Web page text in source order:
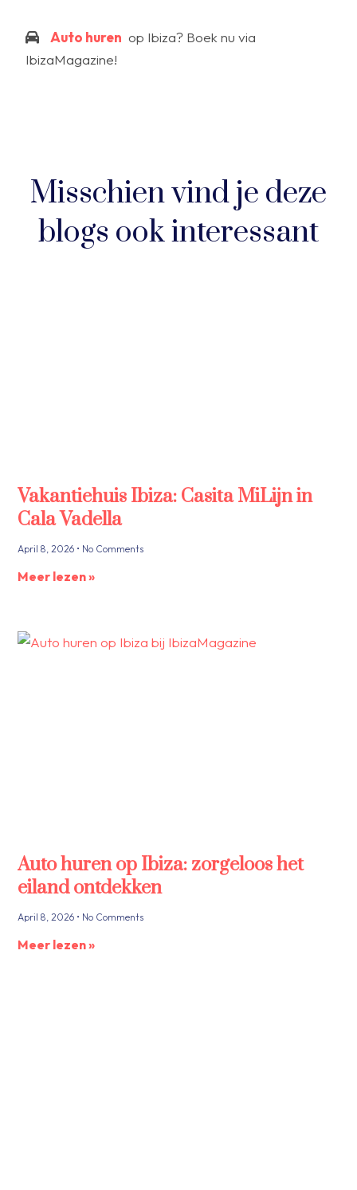
Auto huren op Ibiza? Boek nu via
IbizaMagazine!
Misschien vind je deze
blogs ook interessant
Vakantiehuis Ibiza: Casita MiLijn in
Cala Vadella
April 8, 2026 No Comments
Meer lezen »
Auto huren op Ibiza: zorgeloos het
eiland ontdekken
April 8, 2026 No Comments
Meer lezen »